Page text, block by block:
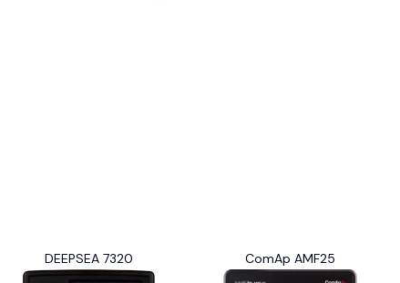
DEEPSEA 7320 ComAp AMF25